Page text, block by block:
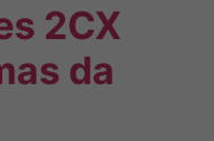
2CX
da